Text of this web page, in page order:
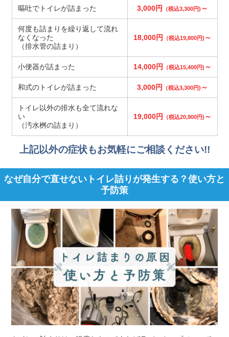
嘔吐でトイレが詰まった 3,000円 （税込3,300円) ～
何度も詰まりを繰り返して流れ
なくなった
（排水管の詰まり）
18,000円 （税込19,800円) ～
小便器が詰まった 14,000円 （税込15,400円) ～
和式のトイレが詰まった 3,000円 （税込3,300円) ～
トイレ以外の排水も全て流れな
い
（汚水桝の詰まり）
19,000円 （税込20,900円) ～
上記以外の症状もお気軽にご相談ください!!
なぜ自分で直せないトイレ詰りが発生する？使い方と
予防策